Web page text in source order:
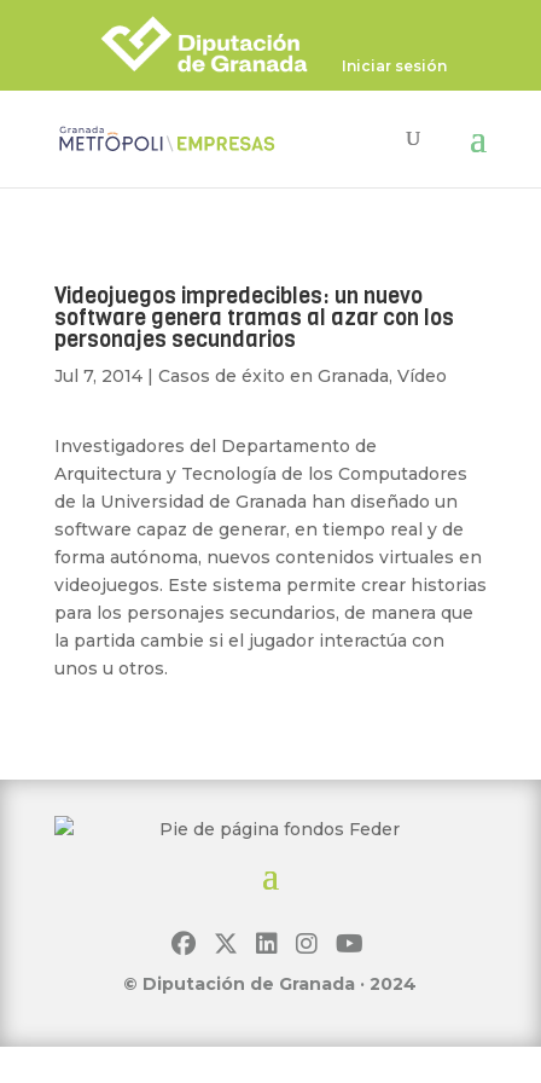
Iniciar sesión
Videojuegos impredecibles: un nuevo
software genera tramas al azar con los
personajes secundarios
Jul 7, 2014| Casos de éxito en Granada, Vídeo
Investigadores del Departamento de
Arquitectura y Tecnología de los Computadores
de la Universidad de Granada han diseñado un
software capaz de generar, en tiempo real y de
forma autónoma, nuevos contenidos virtuales en
videojuegos. Este sistema permite crear historias
para los personajes secundarios, de manera que
la partida cambie si el jugador interactúa con
unos u otros.
© Diputación de Granada · 2024